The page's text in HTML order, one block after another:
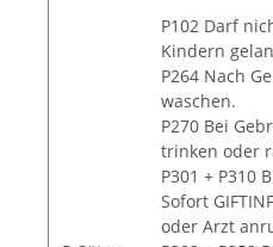
P102 Darf
Kindern
P264 Nach
waschen.
P270 Bei
trinken oder
P301 + P310
Sofort
oder Arzt